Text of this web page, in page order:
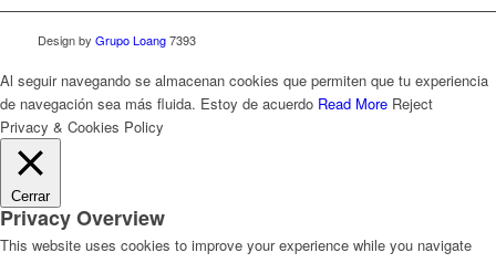
Design by Grupo Loang7393
Al seguir navegando se almacenan cookies que permiten que tu experiencia
de navegación sea más fluida. Estoy de acuerdo Read More Reject
Privacy & Cookies Policy
Cerrar
Privacy Overview
This website uses cookies to improve your experience while you navigate